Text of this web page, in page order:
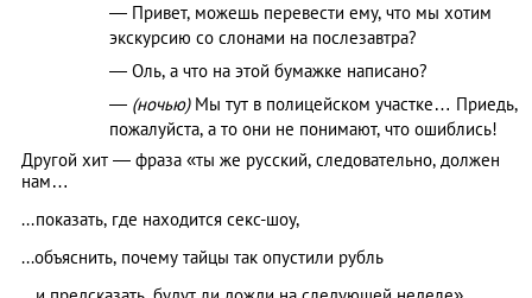
— Привет, можешь перевести ему, что мы хотим
экскурсию со слонами на послезавтра?
— Оль, а что на этой бумажке написано?
— (ночью)Мы тут в полицейском участке… Приедь,
пожалуйста, а то они не понимают, что ошиблись!
Другой хит — фраза «ты же русский, следовательно, должен
нам…
...показать, где находится секс-шоу,
...объяснить, почему тайцы так опустили рубль